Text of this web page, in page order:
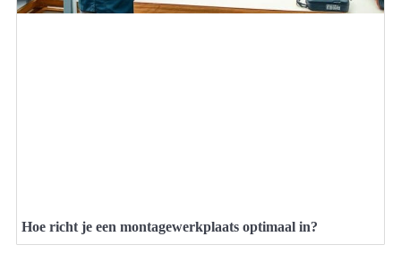
Hoe richt je een montagewerkplaats optimaal in?